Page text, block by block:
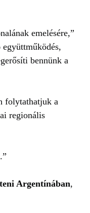
emelésére,”
bennünk a
folytathatjuk a
regionális
Argentínában,